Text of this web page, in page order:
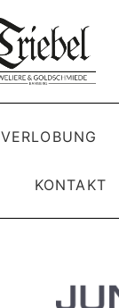
VERLOBUNG
KONTAKT